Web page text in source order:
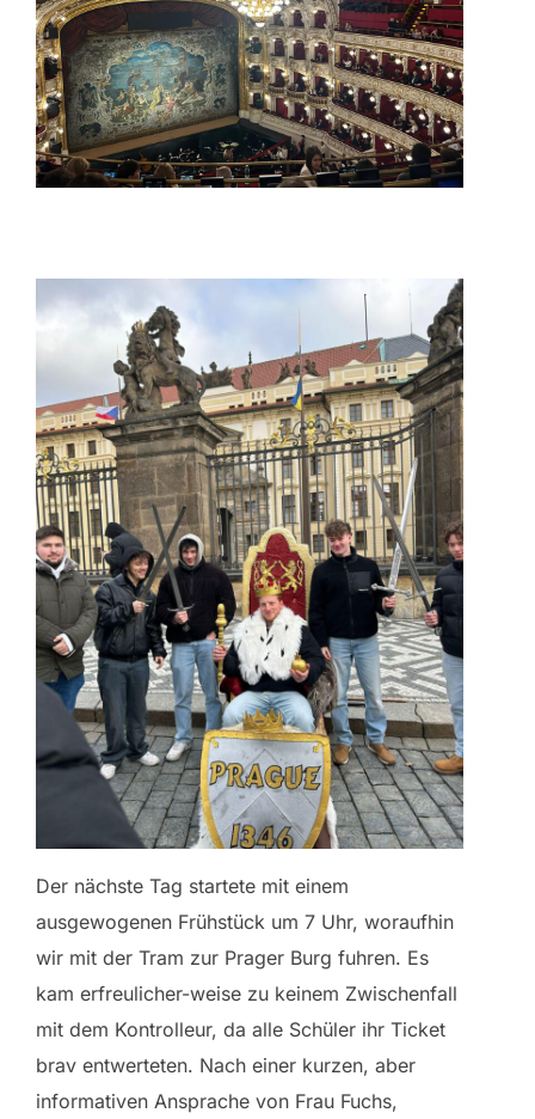
Der nächste Tag startete mit einem
ausgewogenen Frühstück um 7 Uhr, woraufhin
wir mit der Tram zur Prager Burg fuhren. Es
kam erfreulicher-weise zu keinem Zwischenfall
mit dem Kontrolleur, da alle Schüler ihr Ticket
brav entwerteten. Nach einer kurzen, aber
informativen Ansprache von Frau Fuchs,